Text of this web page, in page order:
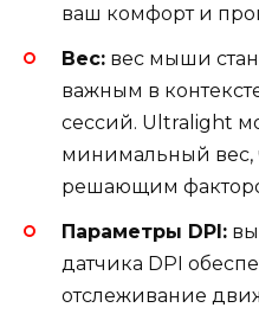
ваш комфорт и
Вес: вес мыши
важным в
сессий. Ultralight
минимальный вес,
решающим
Параметры DPI:
датчика DPI
отслеживание